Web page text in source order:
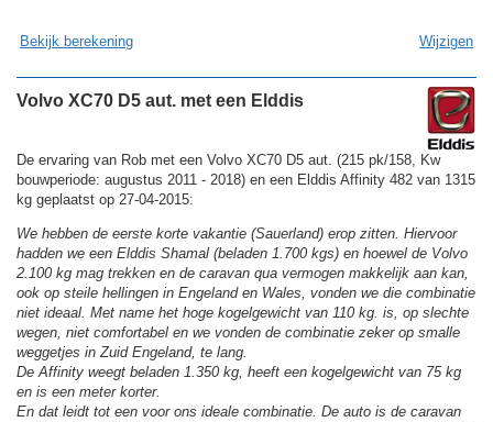
Bekijk berekening Wijzigen
Volvo XC70 D5 aut. met een Elddis
De ervaring van Rob met een Volvo XC70 D5 aut. (215 pk/158, Kw
bouwperiode: augustus 2011 - 2018) en een Elddis Affinity 482 van 1315
kg geplaatst op 27-04-2015:
We hebben de eerste korte vakantie (Sauerland) erop zitten. Hiervoor
hadden we een Elddis Shamal (beladen 1.700 kgs) en hoewel de Volvo
2.100 kg mag trekken en de caravan qua vermogen makkelijk aan kan,
ook op steile hellingen in Engeland en Wales, vonden we die combinatie
niet ideaal. Met name het hoge kogelgewicht van 110 kg. is, op slechte
wegen, niet comfortabel en we vonden de combinatie zeker op smalle
weggetjes in Zuid Engeland, te lang.
De Affinity weegt beladen 1.350 kg, heeft een kogelgewicht van 75 kg
en is een meter korter.
En dat leidt tot een voor ons ideale combinatie. De auto is de caravan